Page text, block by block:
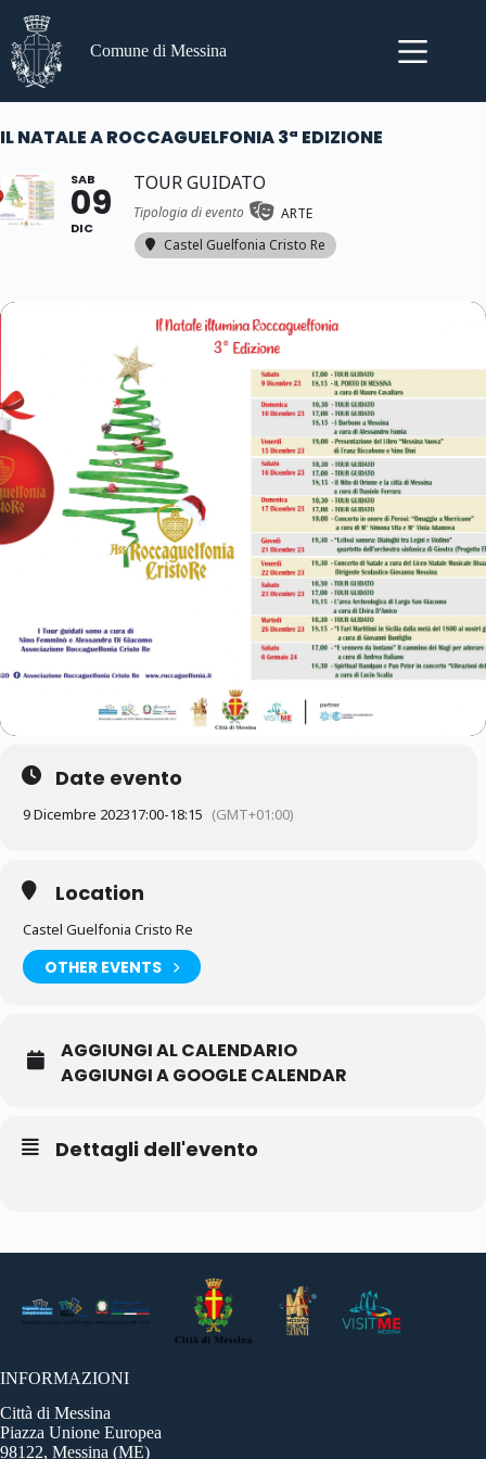
contenuto
Comune di Messina
IL NATALE A ROCCAGUELFONIA 3ª EDIZIONE
SAB
09
DIC
TOUR GUIDATO
Tipologia di evento
ARTE
Castel Guelfonia Cristo Re
Date evento
9 Dicembre 202317:00-18:15 (GMT+01:00)
Location
Castel Guelfonia Cristo Re
OTHER EVENTS
AGGIUNGI AL CALENDARIO
AGGIUNGI A GOOGLE CALENDAR
Dettagli dell'evento
INFORMAZIONI
Città di Messina
Piazza Unione Europea
98122, Messina (ME)